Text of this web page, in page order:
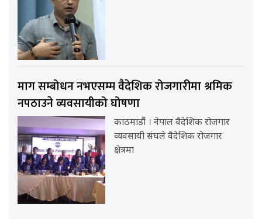
माग सम्बोधन नभएसम्म वैदेशिक रोजगारीमा श्रमिक
नपठाउने व्यवसायीको घोषणा
काठमाडौंं । नेपाल वैदेशिक रोजगार
व्यवसायी संघले वैदेशिक रोजगार
क्षेत्रमा